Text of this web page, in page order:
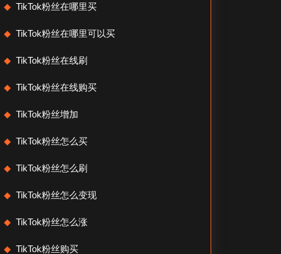
TikTok粉丝在哪里买
TikTok粉丝在哪里可以买
TikTok粉丝在线刷
TikTok粉丝在线购买
TikTok粉丝增加
TikTok粉丝怎么买
TikTok粉丝怎么刷
TikTok粉丝怎么变现
TikTok粉丝怎么涨
TikTok粉丝购买